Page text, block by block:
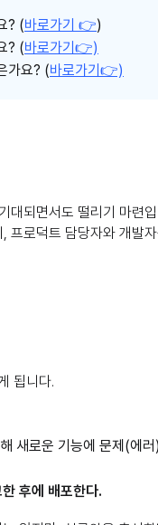
? (바로가기 👉)
? (바로가기👉)
가요? (바로가기👉)
되면서도 떨리기 마련
프로덕트 담당자와 개발
됩니다.
새로운 기능에 문제(에
후에 배포한다.